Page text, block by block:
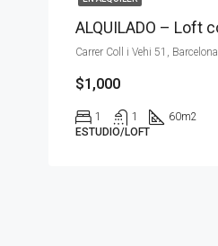
Carrer Coll i Vehi 51, Barcelona
$1,000
1 1 60m2
ESTUDIO/LOFT